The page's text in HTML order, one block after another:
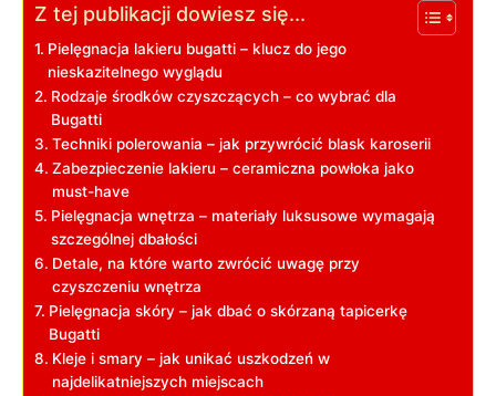
Z tej publikacji dowiesz się...
Pielęgnacja lakieru bugatti – klucz do jego
nieskazitelnego wyglądu
Rodzaje środków czyszczących – co wybrać dla
Bugatti
Techniki polerowania – jak przywrócić blask karoserii
Zabezpieczenie lakieru – ceramiczna powłoka jako
must-have
Pielęgnacja wnętrza – materiały luksusowe wymagają
szczególnej dbałości
Detale, na które warto zwrócić uwagę przy
czyszczeniu wnętrza
Pielęgnacja skóry – jak dbać o skórzaną tapicerkę
Bugatti
Kleje i smary – jak unikać uszkodzeń w
najdelikatniejszych miejscach